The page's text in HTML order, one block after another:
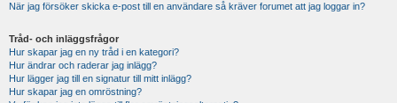
När jag försöker skicka e-post till en användare så kräver forumet att jag loggar in?
Tråd- och inläggsfrågor
Hur skapar jag en ny tråd i en kategori?
Hur ändrar och raderar jag inlägg?
Hur lägger jag till en signatur till mitt inlägg?
Hur skapar jag en omröstning?